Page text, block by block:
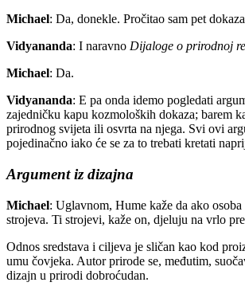
Michael: Da, donekle. Pročitao sam pet
Vidyananda: I naravno Dijaloge o prirodnoj
Michael: Da.
Vidyananda: E pa onda idemo pogledati
zajedničku kapu kozmoloških dokaza; barem
prirodnog svijeta ili osvrta na njega. Svi ovi
pojedinačno iako će se za to trebati kretati
Argument iz dizajna
Michael: Uglavnom, Hume kaže da ako
strojeva. Ti strojevi, kaže on, djeluju na vrlo
Odnos sredstava i ciljeva je sličan kao kod
umu čovjeka. Autor prirode se, međutim,
dizajn u prirodi dobroćudan.